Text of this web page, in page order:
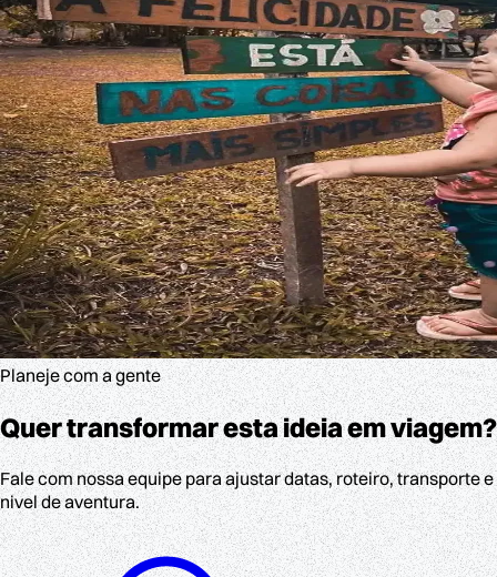
Planeje com a gente
Quer transformar esta ideia em viagem?
Fale com nossa equipe para ajustar datas, roteiro, transporte e
nivel de aventura.